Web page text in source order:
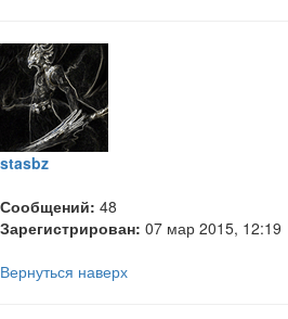
stasbz
Сообщений: 48
Зарегистрирован: 07 мар 2015, 12:19
Вернуться наверх